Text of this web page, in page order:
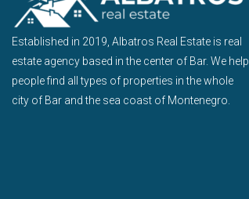
Established in 2019, Albatros Real Estate is real
estate agency based in the center of Bar. We help
people find all types of properties in the whole
city of Bar and the sea coast of Montenegro.